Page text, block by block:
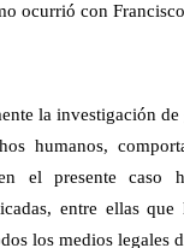
ocurrió con
la investigación de
humanos,
el presente caso
entre ellas
los medios legales